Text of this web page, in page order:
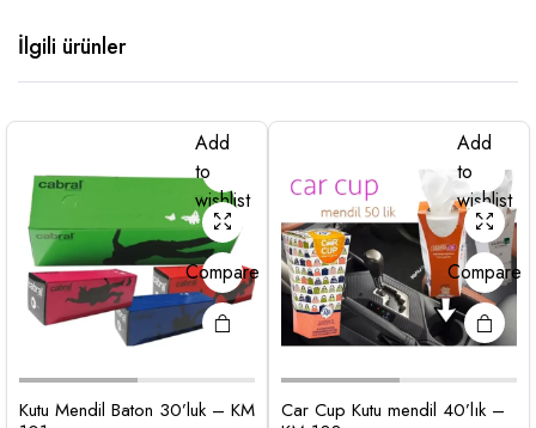
İlgili ürünler
Add
to
wishlist
Compare
Kutu Mendil Baton 30’luk – KM
Add
to
wishlist
Compare
Car Cup Kutu mendil 40’lık –